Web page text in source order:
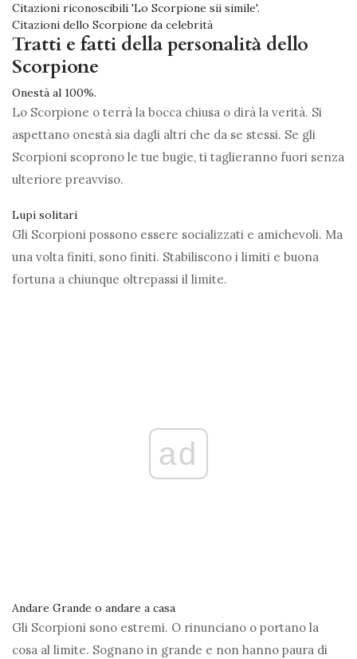
Citazioni riconoscibili 'Lo Scorpione sii simile'.
Citazioni dello Scorpione da celebrità
Tratti e fatti della personalità dello
Scorpione
Onestà al 100%.
Lo Scorpione o terrà la bocca chiusa o dirà la verità. Si
aspettano onestà sia dagli altri che da se stessi. Se gli
Scorpioni scoprono le tue bugie, ti taglieranno fuori senza
ulteriore preavviso.
Lupi solitari
Gli Scorpioni possono essere socializzati e amichevoli. Ma
una volta finiti, sono finiti. Stabiliscono i limiti e buona
fortuna a chiunque oltrepassi il limite.
ad
Andare Grande o andare a casa
Gli Scorpioni sono estremi. O rinunciano o portano la
cosa al limite. Sognano in grande e non hanno paura di